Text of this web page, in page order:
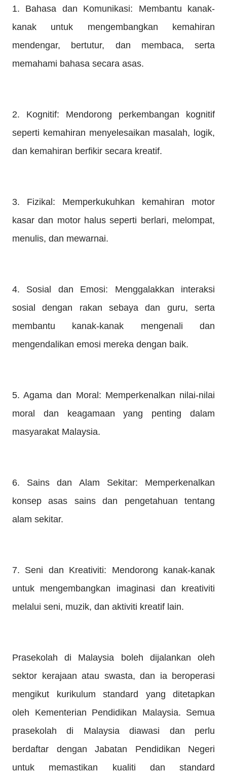
1. Bahasa dan Komunikasi: Membantu kanak-
kanak untuk mengembangkan kemahiran
mendengar, bertutur, dan membaca, serta
memahami bahasa secara asas.
2. Kognitif: Mendorong perkembangan kognitif
seperti kemahiran menyelesaikan masalah, logik,
dan kemahiran berfikir secara kreatif.
3. Fizikal: Memperkukuhkan kemahiran motor
kasar dan motor halus seperti berlari, melompat,
menulis, dan mewarnai.
4. Sosial dan Emosi: Menggalakkan interaksi
sosial dengan rakan sebaya dan guru, serta
membantu kanak-kanak mengenali dan
mengendalikan emosi mereka dengan baik.
5. Agama dan Moral: Memperkenalkan nilai-nilai
moral dan keagamaan yang penting dalam
masyarakat Malaysia.
6. Sains dan Alam Sekitar: Memperkenalkan
konsep asas sains dan pengetahuan tentang
alam sekitar.
7. Seni dan Kreativiti: Mendorong kanak-kanak
untuk mengembangkan imaginasi dan kreativiti
melalui seni, muzik, dan aktiviti kreatif lain.
Prasekolah di Malaysia boleh dijalankan oleh
sektor kerajaan atau swasta, dan ia beroperasi
mengikut kurikulum standard yang ditetapkan
oleh Kementerian Pendidikan Malaysia. Semua
prasekolah di Malaysia diawasi dan perlu
berdaftar dengan Jabatan Pendidikan Negeri
untuk memastikan kualiti dan standard